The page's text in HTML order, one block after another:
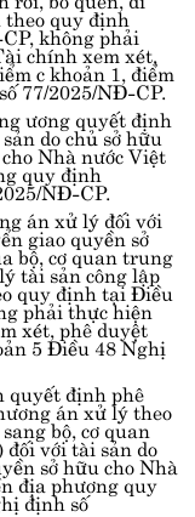
quy định
, không phải
chính xem xét,
c khoản 1, điểm
77/2025/NĐ-CP.
ương quyết định
do chủ sở hữu
Nhà nước Việt
quy định
NĐ-CP.
án xử lý đối với
giao quyền sở
bộ, cơ quan trung
tài sản công lập
quy định tạiĐiều
phải thực hiện
xét, phê duyệt
5 Điều 48 Nghị
quyết định phê
án xử lý theo
bộ, cơ quan
đối với tài sản do
sở hữu cho Nhà
địa phương quy
định số